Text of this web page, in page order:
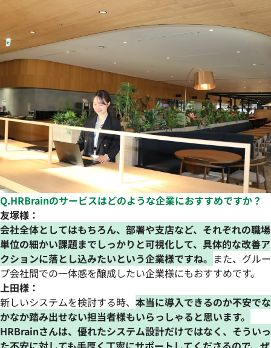
Q.HRBrainのサービスはどのような企業におすすめですか？
友塚様：
会社全体としてはもちろん、部署や支店など、それぞれの職場
単位の細かい課題までしっかりと可視化して、具体的な改善ア
クションに落とし込みたいという企業様ですね。 また、グルー
プ会社間での一体感を醸成したい企業様にもおすすめです。
上田様：
新しいシステムを検討する時、 本当に導入できるのか不安でな
かなか踏み出せない担当者様もいらっしゃると思います。
HRBrainさんは、優れたシステム設計だけではなく、そういっ